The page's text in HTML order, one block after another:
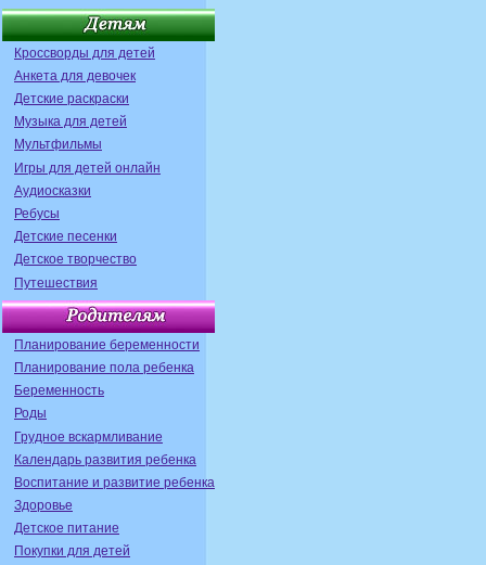
Кроссворды для детей
Анкета для девочек
Детские раскраски
Музыка для детей
Мультфильмы
Игры для детей онлайн
Аудиосказки
Ребусы
Детские песенки
Детское творчество
Путешествия
Планирование беременности
Планирование пола ребенка
Беременность
Роды
Грудное вскармливание
Календарь развития ребенка
Воспитание и развитие ребенка
Здоровье
Детское питание
Покупки для детей